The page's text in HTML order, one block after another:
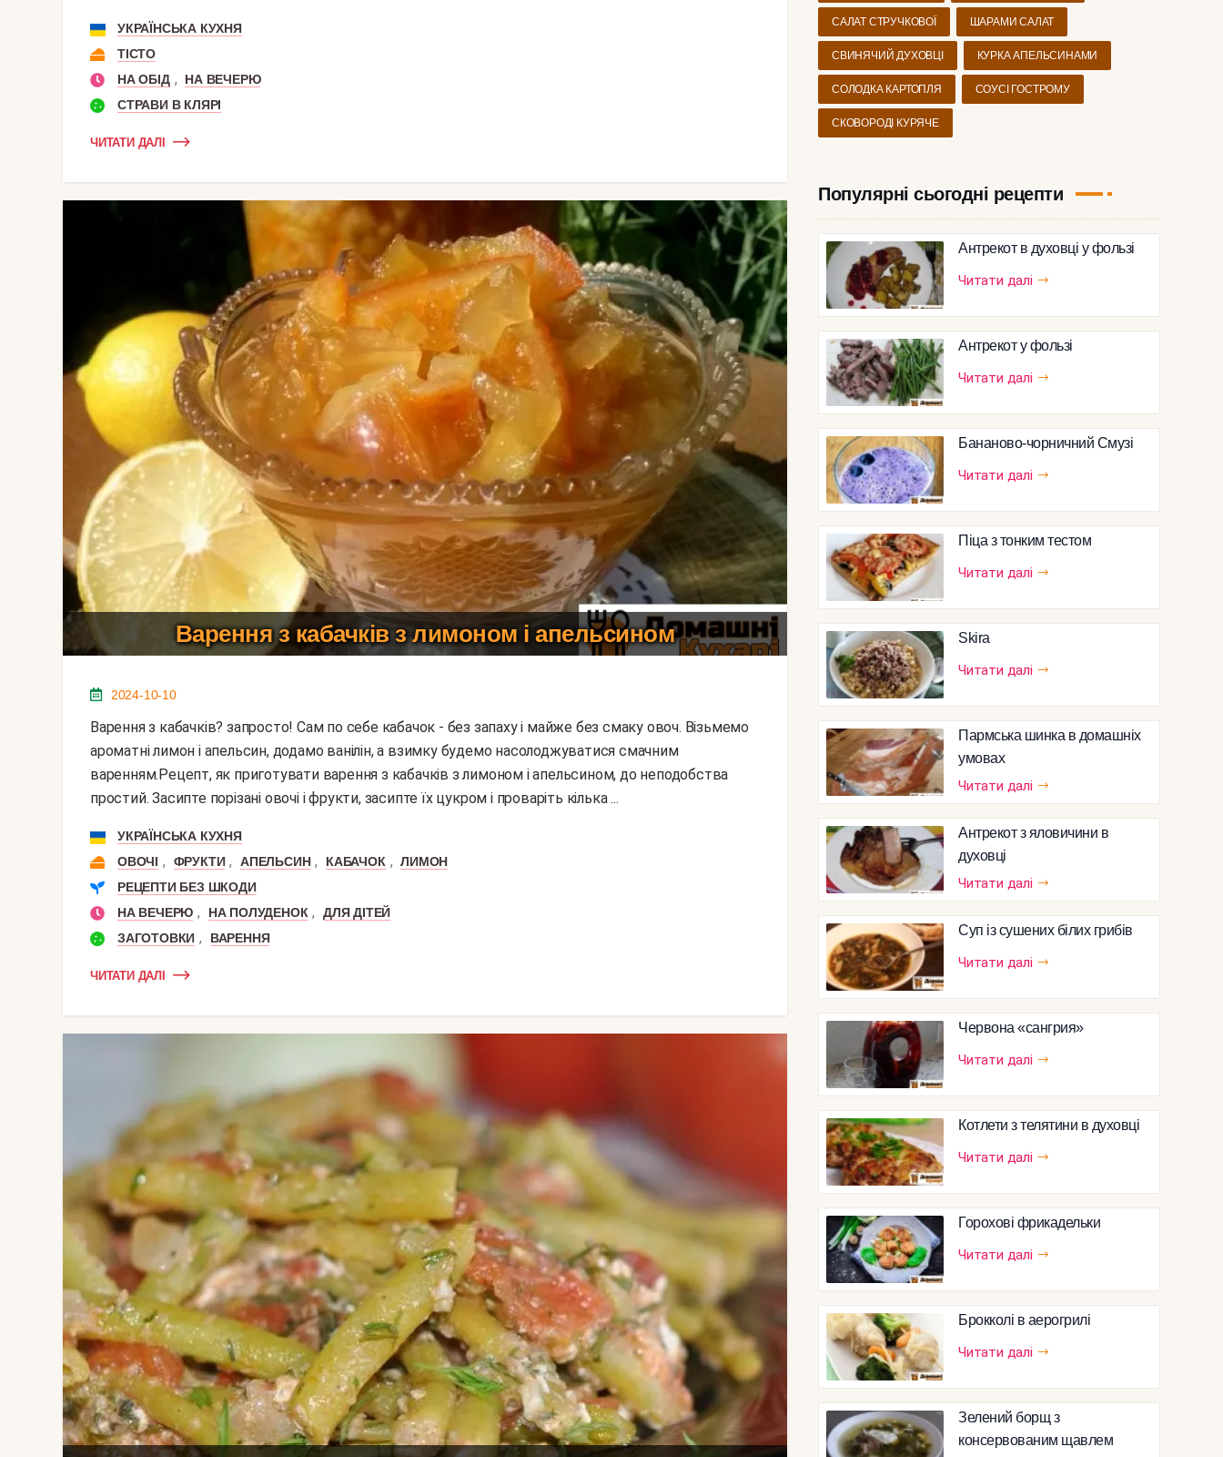
УКРАЇНСЬКА КУХНЯ
ТІСТО
НА ОБІД ,
НА ВЕЧЕРЮ
СТРАВИ В КЛЯРІ
ЧИТАТИ ДАЛІ
Варення з кабачків з лимоном і апельсином
2024-10-10
Варення з кабачків? запросто! Сам по себе кабачок - без запаху і майже без смаку овоч. Візьмемо
ароматні лимон і апельсин, додамо ванілін, а взимку будемо насолоджуватися смачним
варенням.Рецепт, як приготувати варення з кабачків з лимоном і апельсином, до неподобства
простий. Засипте порізані овочі і фрукти, засипте їх цукром і проваріть кілька ...
УКРАЇНСЬКА КУХНЯ
ОВОЧІ , ФРУКТИ , АПЕЛЬСИН , КАБАЧОК , ЛИМОН
РЕЦЕПТИ БЕЗ ШКОДИ
НА ВЕЧЕРЮ , НА ПОЛУДЕНОК ,
ДЛЯ ДІТЕЙ
ЗАГОТОВКИ , ВАРЕННЯ
ЧИТАТИ ДАЛІ
САЛАТ СТРУЧКОВОЇ ШАРАМИ САЛАТ
СВИНЯЧИЙ ДУХОВЦІ КУРКА АПЕЛЬСИНАМИ
СОЛОДКА КАРТОПЛЯ СОУСІ ГОСТРОМУ
СКОВОРОДІ КУРЯЧЕ
Популярні сьогодні рецепти
Антрекот в духовці у фользі
Читати далі
Антрекот у фользі
Читати далі
Бананово-чорничний Смузі
Читати далі
Піца з тонким тестом
Читати далі
Skira
Читати далі
Пармська шинка в домашніх
умовах
Читати далі
Антрекот з яловичини в
духовці
Читати далі
Суп із сушених білих грибів
Читати далі
Червона «сангрия»
Читати далі
Котлети з телятини в духовці
Читати далі
Горохові фрикадельки
Читати далі
Брокколі в аерогрилі
Читати далі
Зелений борщ з
консервованим щавлем